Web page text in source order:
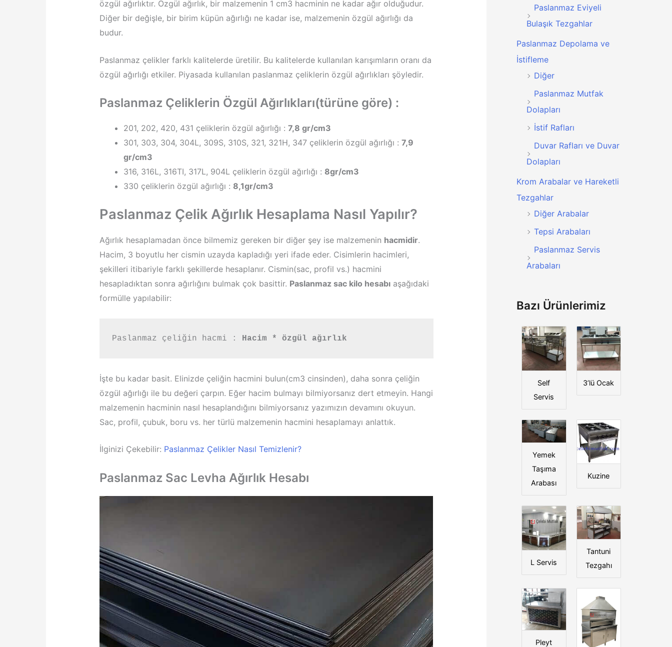
özgül ağırlıktır. Özgül ağırlık, bir malzemenin 1 cm3 hacminin ne kadar ağır olduğudur.
Diğer bir değişle, bir birim küpün ağırlığı ne kadar ise, malzemenin özgül ağırlığı da
budur.
Paslanmaz çelikler farklı kalitelerde üretilir. Bu kalitelerde kullanılan karışımların oranı da
özgül ağırlığı etkiler. Piyasada kullanılan paslanmaz çeliklerin özgül ağırlıkları şöyledir.
Paslanmaz Çeliklerin Özgül Ağırlıkları(türüne göre) :
201, 202, 420, 431 çeliklerin özgül ağırlığı : 7,8 gr/cm3
301, 303, 304, 304L, 309S, 310S, 321, 321H, 347 çeliklerin özgül ağırlığı : 7,9
gr/cm3
316, 316L, 316TI, 317L, 904L çeliklerin özgül ağırlığı : 8gr/cm3
330 çeliklerin özgül ağırlığı : 8,1gr/cm3
Paslanmaz Çelik Ağırlık Hesaplama Nasıl Yapılır?
Ağırlık hesaplamadan önce bilmemiz gereken bir diğer şey ise malzemenin hacmidir.
Hacim, 3 boyutlu her cismin uzayda kapladığı yeri ifade eder. Cisimlerin hacimleri,
şekilleri itibariyle farklı şekillerde hesaplanır. Cismin(sac, profil vs.) hacmini
hesapladıktan sonra ağırlığını bulmak çok basittir. Paslanmaz sac kilo hesabıaşağıdaki
formülle yapılabilir:
Paslanmaz çeliğin hacmi : Hacim * özgül ağırlık
İşte bu kadar basit. Elinizde çeliğin hacmini bulun(cm3 cinsinden), daha sonra çeliğin
özgül ağırlığı ile bu değeri çarpın. Eğer hacim bulmayı bilmiyorsanız dert etmeyin. Hangi
malzemenin hacminin nasıl hesaplandığını bilmiyorsanız yazımızın devamını okuyun.
Sac, profil, çubuk, boru vs. her türlü malzemenin hacmini hesaplamayı anlattık.
İlginizi Çekebilir: Paslanmaz Çelikler Nasıl Temizlenir?
Paslanmaz Sac Levha Ağırlık Hesabı
Paslanmaz Eviyeli
Bulaşık Tezgahlar
Paslanmaz Depolama ve
İstifleme
Diğer
Paslanmaz Mutfak
Dolapları
İstif Rafları
Duvar Rafları ve Duvar
Dolapları
Krom Arabalar ve Hareketli
Tezgahlar
Diğer Arabalar
Tepsi Arabaları
Paslanmaz Servis
Arabaları
Bazı Ürünlerimiz
Self
Servis
3’lü Ocak
Yemek
Taşıma
Arabası
Kuzine
L Servis
Tantuni
Tezgahı
Pleyt